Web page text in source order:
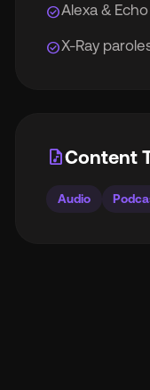
check_circleAlexa &
check_circleX-Ray
audio_fileContent
Audio